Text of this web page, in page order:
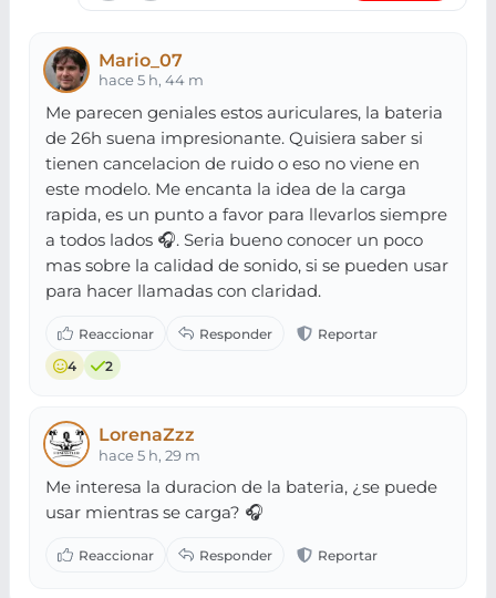
Mario_07
hace 5 h, 44 m
Me parecen geniales estos auriculares, la bateria
de 26h suena impresionante. Quisiera saber si
tienen cancelacion de ruido o eso no viene en
este modelo. Me encanta la idea de la carga
rapida, es un punto a favor para llevarlos siempre
a todos lados 🎧. Seria bueno conocer un poco
mas sobre la calidad de sonido, si se pueden usar
para hacer llamadas con claridad.
4 2
LorenaZzz
hace 5 h, 29 m
Me interesa la duracion de la bateria, ¿se puede
usar mientras se carga? 🎧